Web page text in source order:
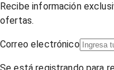
Recibe información
ofertas.
Correo electrónico